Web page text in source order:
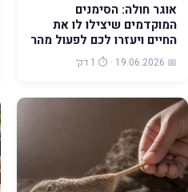
אוגר חולה: הסימנים
המוקדמים שיצילו לו את
החיים ויעזרו לכם לפעול מהר
📅 19.06.2026 · ⏱️ 1 דק׳